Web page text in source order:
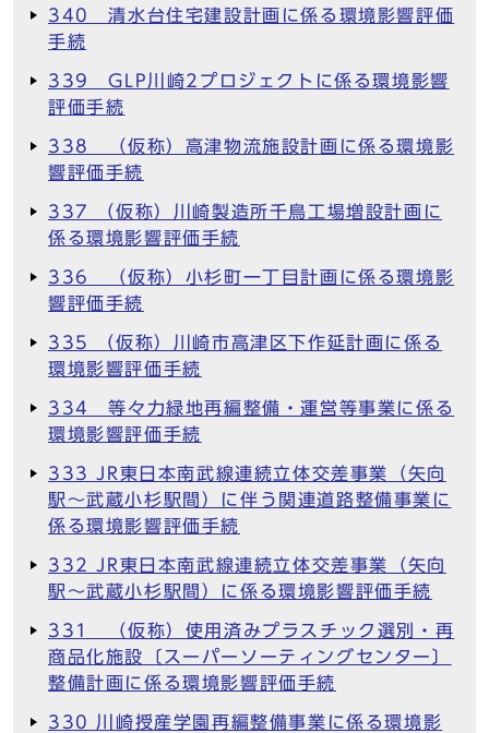
340 清水台住宅建設計画に係る環境影響評価
手続
339 GLP川崎2プロジェクトに係る環境影響
評価手続
338 （仮称）高津物流施設計画に係る環境影
響評価手続
337 （仮称）川崎製造所千鳥工場増設計画に
係る環境影響評価手続
336 （仮称）小杉町一丁目計画に係る環境影
響評価手続
335 （仮称）川崎市高津区下作延計画に係る
環境影響評価手続
334 等々力緑地再編整備・運営等事業に係る
環境影響評価手続
333 JR東日本南武線連続立体交差事業（矢向
駅～武蔵小杉駅間）に伴う関連道路整備事業に
係る環境影響評価手続
332 JR東日本南武線連続立体交差事業（矢向
駅～武蔵小杉駅間）に係る環境影響評価手続
331 （仮称）使用済みプラスチック選別・再
商品化施設〔スーパーソーティングセンター〕
整備計画に係る環境影響評価手続
330 川崎授産学園再編整備事業に係る環境影